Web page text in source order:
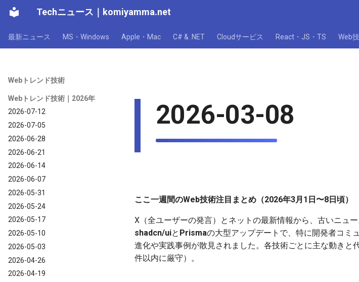
Techニュース komiyamma.net
最新ニュース MS・Windows Apple・Mac C# & .NET Cloudサービス React・JS・TS Web
Webトレンド技術
Webトレンド技術｜2026年
2026-07-12
2026-07-05
2026-06-28
2026-06-21
2026-06-14
2026-06-07
2026-05-31
2026-05-24
2026-05-17
2026-05-10
2026-05-03
2026-04-26
2026-04-19
2026-03-08
ここ一週間のWeb技術注目まとめ（2026年3月1日〜8日頃）
X（全ユーザーの発言）とネットの最新情報から、古いニュ
shadcn/uiと Prismaの大型アップデートで、特に開発者コミ
進化や実践事例が散見されました。各技術ごとに主な動きと
件以内に厳守）。